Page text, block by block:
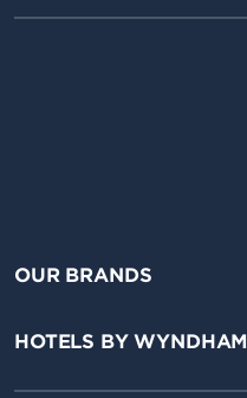
OUR BRANDS
HOTELS BY WYNDHAM